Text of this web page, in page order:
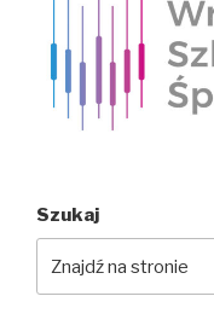
Szukaj